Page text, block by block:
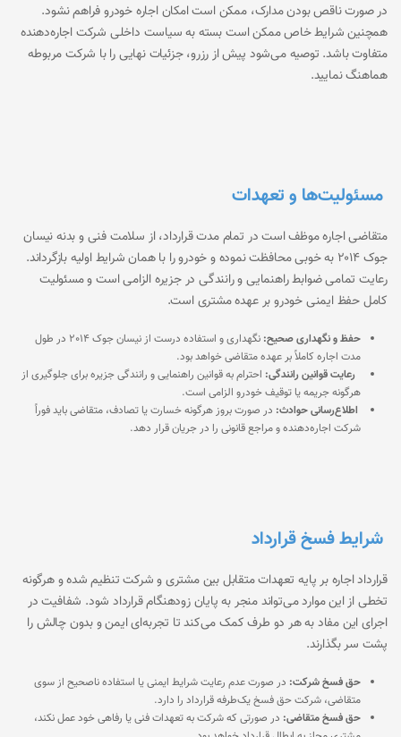
در صورت ناقص بودن مدارک، ممکن است امکان اجاره خودرو فراهم نشود.
همچنین شرایط خاص ممکن است بسته به سیاست داخلی شرکت اجاره‌دهنده
متفاوت باشد. توصیه می‌شود پیش از رزرو، جزئیات نهایی را با شرکت مربوطه
هماهنگ نمایید.
مسئولیت‌ها و تعهدات
متقاضی اجاره موظف است در تمام مدت قرارداد، از سلامت فنی و بدنه نیسان
جوک 2014 به خوبی محافظت نموده و خودرو را با همان شرایط اولیه بازگرداند.
رعایت تمامی ضوابط راهنمایی و رانندگی در جزیره الزامی است و مسئولیت
کامل حفظ ایمنی خودرو بر عهده مشتری است.
حفظ و نگهداری صحیح:
نگهداری و استفاده درست از نیسان جوک 2014 در طول
مدت اجاره کاملاً بر عهده متقاضی خواهد بود.
رعایت قوانین رانندگی: احترام به قوانین راهنمایی و رانندگی جزیره برای جلوگیری از
هرگونه جریمه یا توقیف خودرو الزامی است.
اطلاع‌رسانی حوادث: در صورت بروز هرگونه خسارت یا تصادف، متقاضی باید فوراً
شرکت اجاره‌دهنده و مراجع قانونی را در جریان قرار دهد.
شرایط فسخ قرارداد
قرارداد اجاره بر پایه تعهدات متقابل بین مشتری و شرکت تنظیم شده و هرگونه
تخطی از این موارد می‌تواند منجر به پایان زودهنگام قرارداد شود. شفافیت در
اجرای این مفاد به هر دو طرف کمک می‌کند تا تجربه‌ای ایمن و بدون چالش را
پشت سر بگذارند.
حق فسخ شرکت: در صورت عدم رعایت شرایط ایمنی یا استفاده ناصحیح از سوی
متقاضی، شرکت حق فسخ یک‌طرفه قرارداد را دارد.
حق فسخ متقاضی: در صورتی که شرکت به تعهدات فنی یا رفاهی خود عمل نکند،